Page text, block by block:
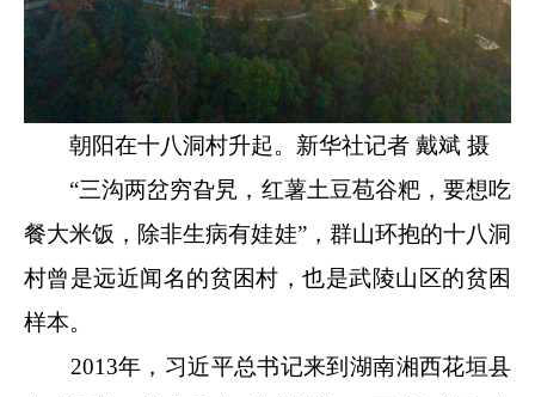
朝阳在十八洞村升起。新华社记者 戴斌 摄
“三沟两岔穷旮旯，红薯土豆苞谷粑，要想吃
餐大米饭，除非生病有娃娃”，群山环抱的十八洞
村曾是远近闻名的贫困村，也是武陵山区的贫困
样本。
2013年，习近平总书记来到湖南湘西花垣县